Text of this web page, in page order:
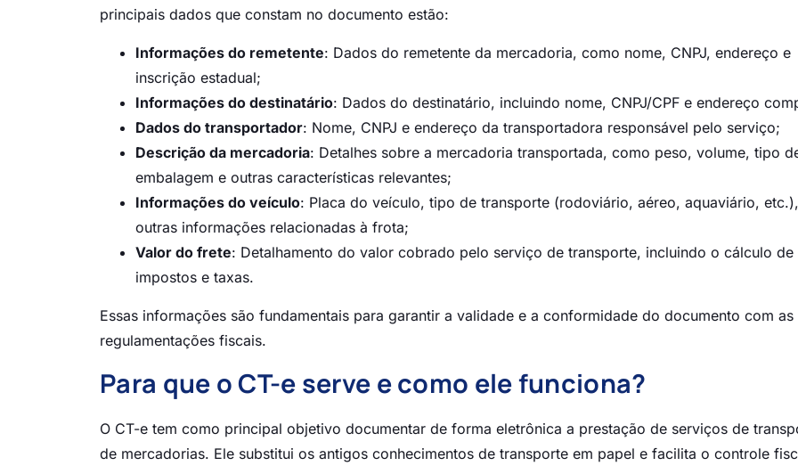
principais dados que constam no documento estão:
Informações do remetente: Dados do remetente da mercadoria, como nome, CNPJ, endereço e
inscrição estadual;
Informações do destinatário: Dados do destinatário, incluindo nome, CNPJ/CPF e endereço
Dados do transportador: Nome, CNPJ e endereço da transportadora responsável pelo serviço;
Descrição da mercadoria: Detalhes sobre a mercadoria transportada, como peso, volume, tipo
embalagem e outras características relevantes;
Informações do veículo: Placa do veículo, tipo de transporte (rodoviário, aéreo, aquaviário,
outras informações relacionadas à frota;
Valor do frete: Detalhamento do valor cobrado pelo serviço de transporte, incluindo o cálculo de
impostos e taxas.
Essas informações são fundamentais para garantir a validade e a conformidade do documento com as
regulamentações fiscais.
Para que o CT-e serve e como ele funciona?
O CT-e tem como principal objetivo documentar de forma eletrônica a prestação de serviços de
de mercadorias. Ele substitui os antigos conhecimentos de transporte em papel e facilita o controle